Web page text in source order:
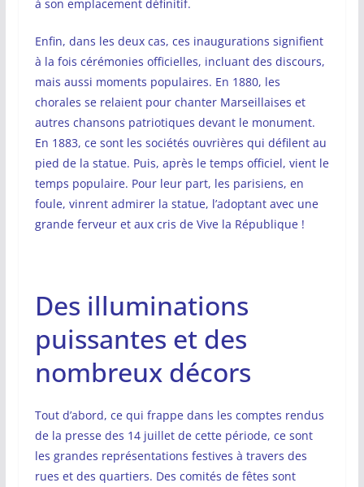
à son emplacement définitif.
Enfin, dans les deux cas, ces inaugurations signifient
à la fois cérémonies officielles, incluant des discours,
mais aussi moments populaires. En 1880, les
chorales se relaient pour chanter Marseillaises et
autres chansons patriotiques devant le monument.
En 1883, ce sont les sociétés ouvrières qui défilent au
pied de la statue. Puis, après le temps officiel, vient le
temps populaire. Pour leur part, les parisiens, en
foule, vinrent admirer la statue, l’adoptant avec une
grande ferveur et aux cris de Vive la République !
Des illuminations
puissantes et des
nombreux décors
Tout d’abord, ce qui frappe dans les comptes rendus
de la presse des 14 juillet de cette période, ce sont
les grandes représentations festives à travers des
rues et des quartiers. Des comités de fêtes sont